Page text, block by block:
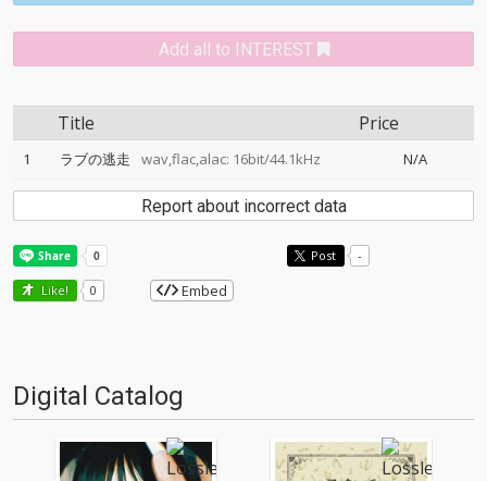
Add all to INTEREST
Title Price
1 ラブの逃走 wav,flac,alac: 16bit/44.1kHz N/A
Report about incorrect data
Post -
Like! 0 Embed
Digital Catalog